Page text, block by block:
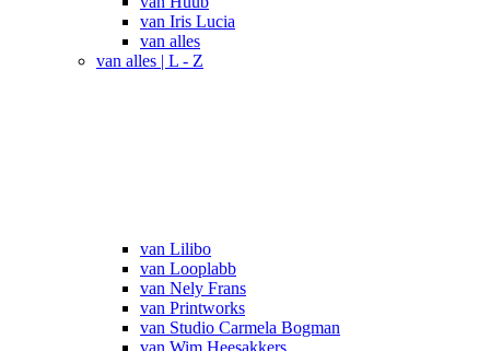
van Iris Lucia
van alles
van alles | L - Z
van Lilibo
van Looplabb
van Nely Frans
van Printworks
van Studio Carmela Bogman
van Wim Heesakkers